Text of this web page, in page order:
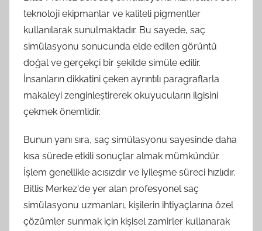
teknoloji ekipmanlar ve kaliteli pigmentler
kullanılarak sunulmaktadır. Bu sayede, saç
simülasyonu sonucunda elde edilen görüntü
doğal ve gerçekçi bir şekilde simüle edilir.
İnsanların dikkatini çeken ayrıntılı paragraflarla
makaleyi zenginleştirerek okuyucuların ilgisini
çekmek önemlidir.
Bunun yanı sıra, saç simülasyonu sayesinde daha
kısa sürede etkili sonuçlar almak mümkündür.
İşlem genellikle acısızdır ve iyileşme süreci hızlıdır.
Bitlis Merkez'de yer alan profesyonel saç
simülasyonu uzmanları, kişilerin ihtiyaçlarına özel
çözümler sunmak için kişisel zamirler kullanarak